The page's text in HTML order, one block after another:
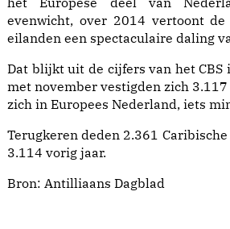
evenwicht, over 2014 vertoont
eilanden een spectaculaire daling
Dat blijkt uit de cijfers van het CBS
met november vestigden zich
zich in Europees Nederland, iets
Terugkeren deden 2.361
3.114 vorig jaar.
Bron: Antilliaans Dagblad